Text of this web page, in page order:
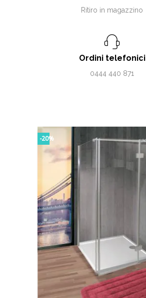
Ritiro in magazzino
Ordini telefonici
0444 440 871
-20%